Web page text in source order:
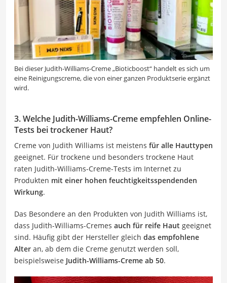
Bei dieser Judith-Williams-Creme „Bioticboost“ handelt es sich um
eine Reinigungscreme, die von einer ganzen Produktserie ergänzt
wird.
3. Welche Judith-Williams-Creme empfehlen Online-
Tests bei trockener Haut?
Creme von Judith Williams ist meistens für alle Hauttypen
geeignet. Für trockene und besonders trockene Haut
raten Judith-Williams-Creme-Tests im Internet zu
Produkten mit einer hohen feuchtigkeitsspendenden
Wirkung.
Das Besondere an den Produkten von Judith Williams ist,
dass Judith-Williams-Cremes auch für reife Haut geeignet
sind. Häufig gibt der Hersteller gleich das empfohlene
Alter an, ab dem die Creme genutzt werden soll,
beispielsweise Judith-Williams-Creme ab 50.